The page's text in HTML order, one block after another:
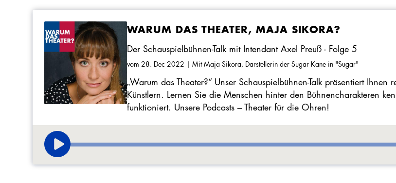
WARUM DAS THEATER, MAJA SIKORA?
Der Schauspielbühnen-Talk mit Intendant Axel Preuß - Folge 5
vom 28. Dec 2022 | Mit Maja Sikora, Darstellerin der Sugar Kane in "Sugar"
„Warum das Theater?“ Unser Schauspielbühnen-Talk präsentiert
Künstlern. Lernen Sie die Menschen hinter den Bühnencharakteren
funktioniert. Unsere Podcasts – Theater für die Ohren!